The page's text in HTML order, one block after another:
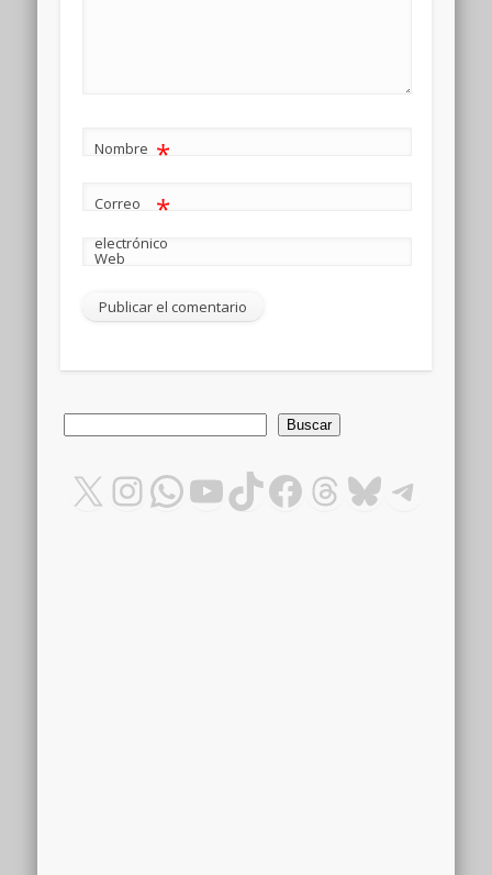
Nombre *
Correo
electrónico
*
Web
Buscar
X Instagram
WhatsApp
YouTube
TikTok
Facebook
Threads
Bluesky